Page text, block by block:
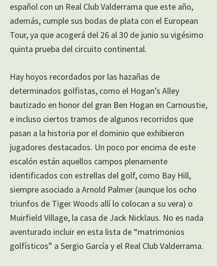
español con un Real Club Valderrama que este año,
además, cumple sus bodas de plata con el European
Tour, ya que acogerá del 26 al 30 de junio su vigésimo
quinta prueba del circuito continental.
Hay hoyos recordados por las hazañas de
determinados golfistas, como el Hogan’s Alley
bautizado en honor del gran Ben Hogan en Carnoustie,
e incluso ciertos tramos de algunos recorridos que
pasan a la historia por el dominio que exhibieron
jugadores destacados. Un poco por encima de este
escalón están aquellos campos plenamente
identificados con estrellas del golf, como Bay Hill,
siempre asociado a Arnold Palmer (aunque los ocho
triunfos de Tiger Woods allí lo colocan a su vera) o
Muirfield Village, la casa de Jack Nicklaus. No es nada
aventurado incluir en esta lista de “matrimonios
golfísticos” a Sergio García y el Real Club Valderrama.